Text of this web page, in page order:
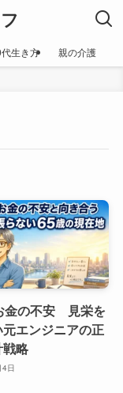
生き方 親の介護
金の不安 見栄を
エンジニアの正
略
日